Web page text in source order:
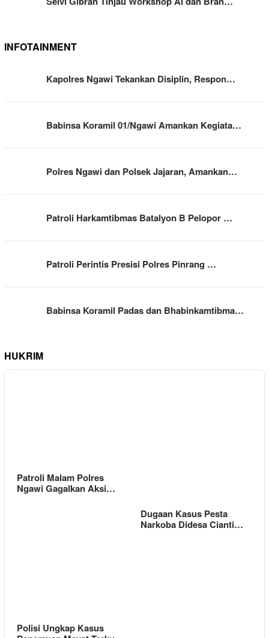
INFOTAINMENT
Kapolres Ngawi Tekankan Disiplin, Respon…
Babinsa Koramil 01/Ngawi Amankan Kegiata…
Polres Ngawi dan Polsek Jajaran, Amankan…
Patroli Harkamtibmas Batalyon B Pelopor …
Patroli Perintis Presisi Polres Pinrang …
Babinsa Koramil Padas dan Bhabinkamtibma…
HUKRIM
Patroli Malam Polres
Ngawi Gagalkan Aksi…
Dugaan Kasus Pesta
Narkoba Didesa Cianti…
Polisi Ungkap Kasus